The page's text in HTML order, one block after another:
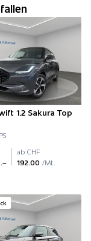
1.2 Sakura Top
ab CHF
192.00 /Mt.